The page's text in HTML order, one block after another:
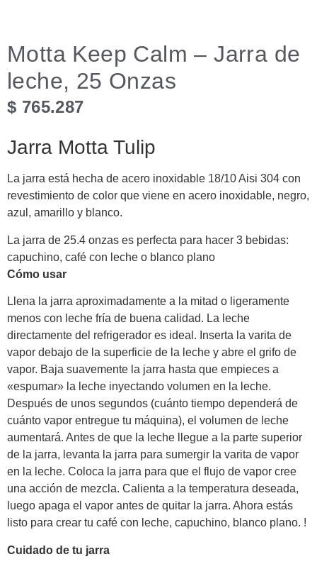
Motta Keep Calm – Jarra de
leche, 25 Onzas
$ 765.287
Jarra Motta Tulip
La jarra está hecha de acero inoxidable 18/10 Aisi 304 con
revestimiento de color que viene en acero inoxidable, negro,
azul, amarillo y blanco.
La jarra de 25.4 onzas es perfecta para hacer 3 bebidas:
capuchino, café con leche o blanco plano
Cómo usar
Llena la jarra aproximadamente a la mitad o ligeramente
menos con leche fría de buena calidad. La leche
directamente del refrigerador es ideal. Inserta la varita de
vapor debajo de la superficie de la leche y abre el grifo de
vapor. Baja suavemente la jarra hasta que empieces a
«espumar» la leche inyectando volumen en la leche.
Después de unos segundos (cuánto tiempo dependerá de
cuánto vapor entregue tu máquina), el volumen de leche
aumentará. Antes de que la leche llegue a la parte superior
de la jarra, levanta la jarra para sumergir la varita de vapor
en la leche. Coloca la jarra para que el flujo de vapor cree
una acción de mezcla. Calienta a la temperatura deseada,
luego apaga el vapor antes de quitar la jarra. Ahora estás
listo para crear tu café con leche, capuchino, blanco plano. !
Cuidado de tu jarra